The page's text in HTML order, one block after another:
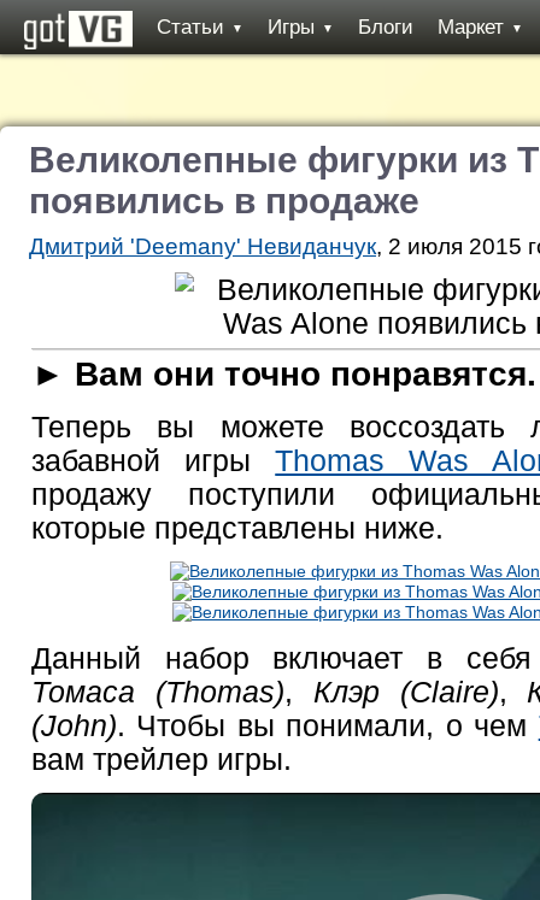
Статьи ▼ Игры ▼ Блоги Маркет ▼
Великолепные фигурки из
появились в продаже
Дмитрий 'Deemany' Невиданчук, 2 июля 2015
► Вам они точно понравятся.
Теперь вы можете
забавной игрыThomas Was
продажу поступили
которые представлены ниже.
Данный набор включает в себя
Томаса (Thomas), Клэр (Claire),
(John). Чтобы вы понимали, о чем
вам трейлер игры.